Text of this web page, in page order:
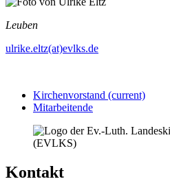
Leuben
ulrike.eltz(at)evlks.de
Kirchenvorstand (current)
Mitarbeitende
Kontakt